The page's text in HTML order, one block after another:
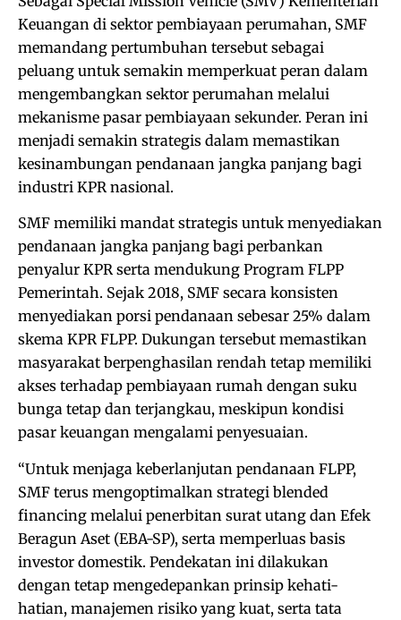
Keuangan di sektor pembiayaan perumahan, SMF
memandang pertumbuhan tersebut sebagai
peluang untuk semakin memperkuat peran dalam
mengembangkan sektor perumahan melalui
mekanisme pasar pembiayaan sekunder. Peran ini
menjadi semakin strategis dalam memastikan
kesinambungan pendanaan jangka panjang bagi
industri KPR nasional.
SMF memiliki mandat strategis untuk menyediakan
pendanaan jangka panjang bagi perbankan
penyalur KPR serta mendukung Program FLPP
Pemerintah. Sejak 2018, SMF secara konsisten
menyediakan porsi pendanaan sebesar 25% dalam
skema KPR FLPP. Dukungan tersebut memastikan
masyarakat berpenghasilan rendah tetap memiliki
akses terhadap pembiayaan rumah dengan suku
bunga tetap dan terjangkau, meskipun kondisi
pasar keuangan mengalami penyesuaian.
“Untuk menjaga keberlanjutan pendanaan FLPP,
SMF terus mengoptimalkan strategi blended
financing melalui penerbitan surat utang dan Efek
Beragun Aset (EBA-SP), serta memperluas basis
investor domestik. Pendekatan ini dilakukan
dengan tetap mengedepankan prinsip kehati-
hatian, manajemen risiko yang kuat, serta tata